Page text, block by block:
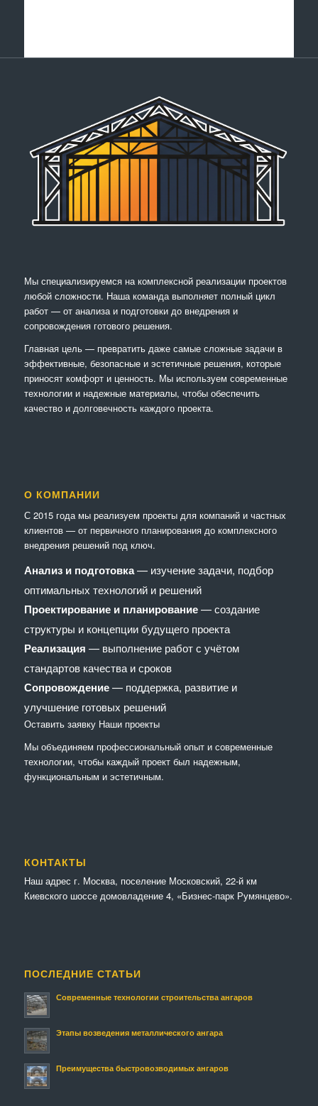
Мы специализируемся на комплексной реализации проектов
любой сложности. Наша команда выполняет полный цикл
работ — от анализа и подготовки до внедрения и
сопровождения готового решения.
Главная цель — превратить даже самые сложные задачи в
эффективные, безопасные и эстетичные решения, которые
приносят комфорт и ценность. Мы используем современные
технологии и надежные материалы, чтобы обеспечить
качество и долговечность каждого проекта.
О КОМПАНИИ
С 2015 года мы реализуем проекты для компаний и частных
клиентов — от первичного планирования до комплексного
внедрения решений под ключ.
Анализ и подготовка— изучение задачи, подбор
оптимальных технологий и решений
Проектирование и планирование— создание
структуры и концепции будущего проекта
Реализация — выполнение работ с учётом
стандартов качества и сроков
Сопровождение— поддержка, развитие и
улучшение готовых решений
Оставить заявку Наши проекты
Мы объединяем профессиональный опыт и современные
технологии, чтобы каждый проект был надежным,
функциональным и эстетичным.
КОНТАКТЫ
Наш адрес г. Москва, поселение Московский, 22-й км
Киевского шоссе домовладение 4, «Бизнес-парк Румянцево».
ПОСЛЕДНИЕ СТАТЬИ
Современные технологии строительства ангаров
Этапы возведения металлического ангара
Преимущества быстровозводимых ангаров